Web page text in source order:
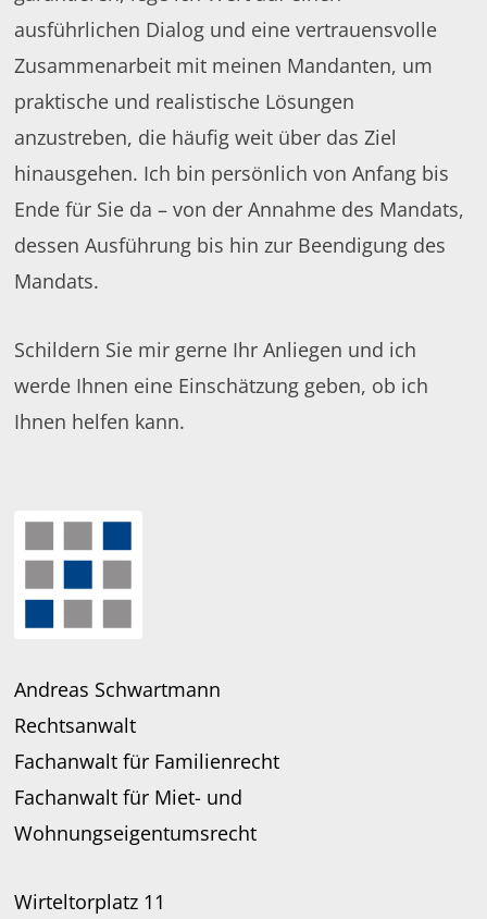
ausführlichen Dialog und eine vertrauensvolle
Zusammenarbeit mit meinen Mandanten, um
praktische und realistische Lösungen
anzustreben, die häufig weit über das Ziel
hinausgehen. Ich bin persönlich von Anfang bis
Ende für Sie da – von der Annahme des Mandats,
dessen Ausführung bis hin zur Beendigung des
Mandats.
Schildern Sie mir gerne Ihr Anliegen und ich
werde Ihnen eine Einschätzung geben, ob ich
Ihnen helfen kann.
Andreas Schwartmann
Rechtsanwalt
Fachanwalt für Familienrecht
Fachanwalt für Miet- und
Wohnungseigentumsrecht
Wirteltorplatz 11